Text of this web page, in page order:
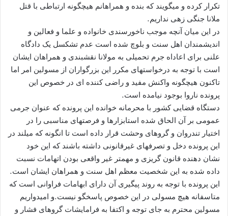
تکرار کرده و میگویند که بنده و همراهانم هیچگونه ارتباطی با قتل
ملانا جنگی زهی نداریم.
در این میان آنچه موجب ناخورسندی خانواده و علما و فعالین و
اندیشمندان اهل سنت و بلوچ شده است عدم تشکسل یک دادگاه
علنی برای اعاداه جرم تحمیلی به مولانا نقشبندی و همراهان ایشان
است با توجه به درخواستهای مکرر این بزرگواران از مسولین امر اما
تاکنون هیچگونه واکنش مفید و راضی کننده ای در خصوص این
پرونده ناروا بوجود نیامده است.
دستگاه قضایی کشور با محرمانه خوانده این پرونده که عنوان جرمی
عمومی بر آن الحاق شده استابزارها و فرصتهای مناسبی را در
اختیار تندروان و گروهای وحشت قرار داده است تا انگونه که میلند در
این پرونده دخل و تصرفهای غیرقانونی داشته باشند که این خود
نشان دهنده قانون گریزی و مهمتر غیر واقعی بودن اتهامات نسبت
داده شده به این شخصیت معظم اهل سنت و همراهان ایشان است.
این پرونده با توجه به روند پیگیری آن دارای ابهامات فراوانی است که
متاسفانه هیچ مسولی در این خصوص پاسخگو نیست.و امیدواریم
مسولین محترم به جای توجه و اکتفا به فرامایشات گروهای فشار و